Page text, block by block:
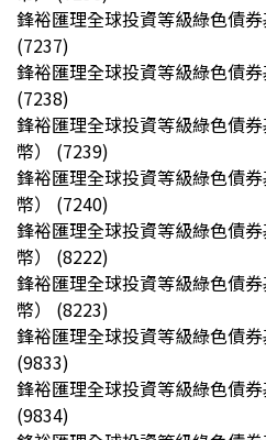
鋒裕匯理全球投資等級綠色債券
(7237)
鋒裕匯理全球投資等級綠色債券
(7238)
鋒裕匯理全球投資等級綠色債
幣） (7239)
鋒裕匯理全球投資等級綠色債
幣） (7240)
鋒裕匯理全球投資等級綠色債
幣） (8222)
鋒裕匯理全球投資等級綠色債
幣） (8223)
鋒裕匯理全球投資等級綠色債券
(9833)
鋒裕匯理全球投資等級綠色債券
(9834)